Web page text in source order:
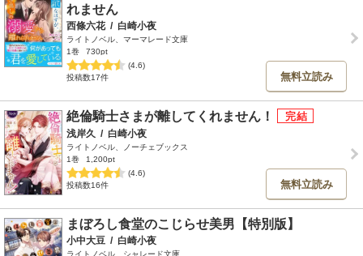
れません
西條六花 / 白崎小夜
ライトノベル、マーマレード文庫
1巻
730pt
(4.6)
投稿数17件
無料立読み
絶倫騎士さまが離してくれません！
浅岸久 / 白崎小夜
ライトノベル、ノーチェブックス
1巻
1,200pt
(4.6)
投稿数16件
無料立読み
まぼろし食堂のこじらせ美男【特別版】
小中大豆 / 白崎小夜